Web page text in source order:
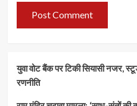
युवा वोट बैंक पर टिकी सियासी नजर,
रणनीति